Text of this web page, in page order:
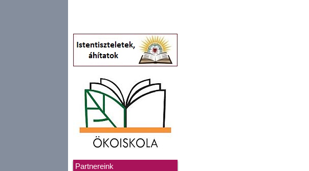
Partnereink